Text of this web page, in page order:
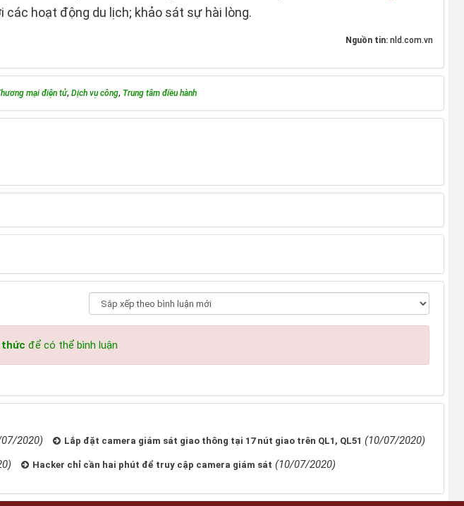
các hoạt động du lịch; khảo sát sự hài lòng.
Nguồn tin: nld.com.vn
mại điện tử,Dịch vụ công, Trung tâm điều hành
thức để có thể bình luận
2020) Lắp đặt camera giám sát giao thông tại 17 nút giao trên QL1, QL51 (10/07/2020)
Hacker chỉ cần hai phút để truy cập camera giám sát (10/07/2020)